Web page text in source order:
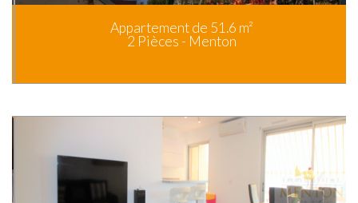
Appartement de 51.6 m²
2 Pièces - Menton